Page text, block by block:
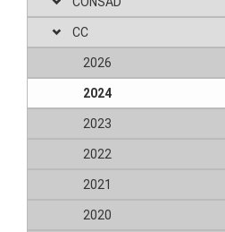
CC
2026
2024
2023
2022
2021
2020